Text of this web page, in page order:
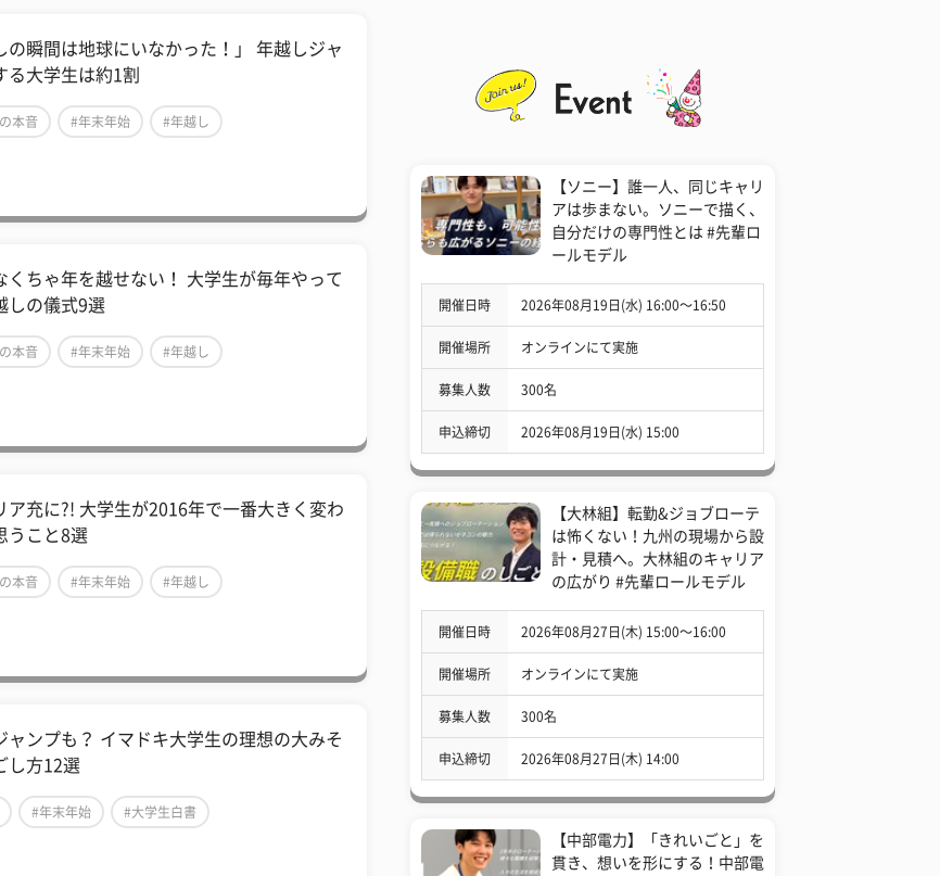
の瞬間は地球にいなかった！」 年越しジャ
る大学生は約1割
本音 #年末年始 #年越し
くちゃ年を越せない！ 大学生が毎年やって
しの儀式9選
本音 #年末年始 #年越し
ア充に?! 大学生が2016年で一番大きく変わ
うこと8選
本音 #年末年始 #年越し
ャンプも？ イマドキ大学生の理想の大みそ
し方12選
#年末年始 #大学生白書
【ソニー】誰一人、同じキャリ
アは歩まない。ソニーで描く、
自分だけの専門性とは #先輩ロ
ールモデル
開催日時 2026年08月19日(水) 16:00〜16:50
開催場所 オンラインにて実施
募集人数 300名
申込締切 2026年08月19日(水) 15:00
【大林組】転勤&ジョブローテ
は怖くない！九州の現場から設
計・見積へ。大林組のキャリア
の広がり #先輩ロールモデル
開催日時 2026年08月27日(木) 15:00〜16:00
開催場所 オンラインにて実施
募集人数 300名
申込締切 2026年08月27日(木) 14:00
【中部電力】「きれいごと」を
貫き、想いを形にする！中部電